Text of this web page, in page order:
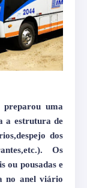
uma
a estrutura de
dos
Os
ou pousadas e
no anel viário